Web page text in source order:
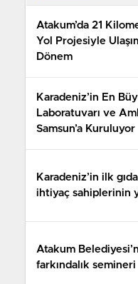
Atakum’da 21
Yol Projesiyle
Dönem
Karadeniz’in En
Laboratuvarı ve
Samsun’a Kuruluyor
Karadeniz’in ilk
ihtiyaç sahiplerinin
Atakum
farkındalık semineri